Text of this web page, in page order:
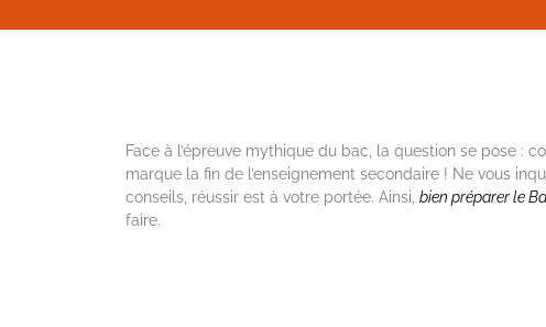
Face à l’épreuve mythique du bac, la question se pose :
marque la fin de l’enseignement secondaire ! Ne vous
conseils, réussir est à votre portée. Ainsi, bien préparer le
faire.